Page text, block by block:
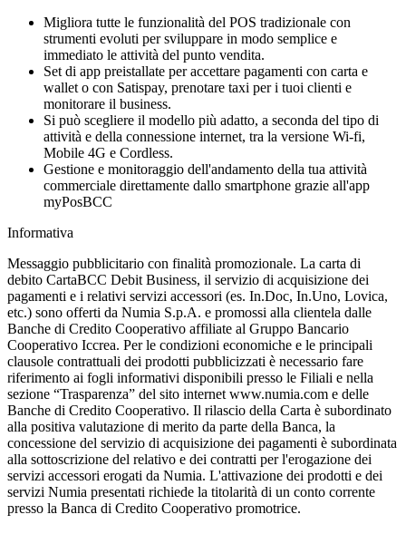
Migliora tutte le funzionalità del POS tradizionale con
strumenti evoluti per sviluppare in modo semplice e
immediato le attività del punto vendita.
Set di app preistallate per accettare pagamenti con carta e
wallet o con Satispay, prenotare taxi per i tuoi clienti e
monitorare il business.
Si può scegliere il modello più adatto, a seconda del tipo di
attività e della connessione internet, tra la versione Wi-fi,
Mobile 4G e Cordless.
Gestione e monitoraggio dell'andamento della tua attività
commerciale direttamente dallo smartphone grazie all'app
myPosBCC
Informativa
Messaggio pubblicitario con finalità promozionale. La carta di
debito CartaBCC Debit Business, il servizio di acquisizione dei
pagamenti e i relativi servizi accessori (es. In.Doc, In.Uno, Lovica,
etc.) sono offerti da Numia S.p.A. e promossi alla clientela dalle
Banche di Credito Cooperativo affiliate al Gruppo Bancario
Cooperativo Iccrea. Per le condizioni economiche e le principali
clausole contrattuali dei prodotti pubblicizzati è necessario fare
riferimento ai fogli informativi disponibili presso le Filiali e nella
sezione “Trasparenza” del sito internet www.numia.com e delle
Banche di Credito Cooperativo. Il rilascio della Carta è subordinato
alla positiva valutazione di merito da parte della Banca, la
concessione del servizio di acquisizione dei pagamenti è subordinata
alla sottoscrizione del relativo e dei contratti per l'erogazione dei
servizi accessori erogati da Numia. L'attivazione dei prodotti e dei
servizi Numia presentati richiede la titolarità di un conto corrente
presso la Banca di Credito Cooperativo promotrice.